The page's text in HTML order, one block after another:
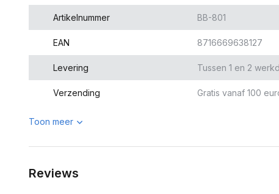
Artikelnummer BB-801
EAN 8716669638127
Levering Tussen 1 en 2
Verzending Gratis vanaf 100
Toon meer
Reviews